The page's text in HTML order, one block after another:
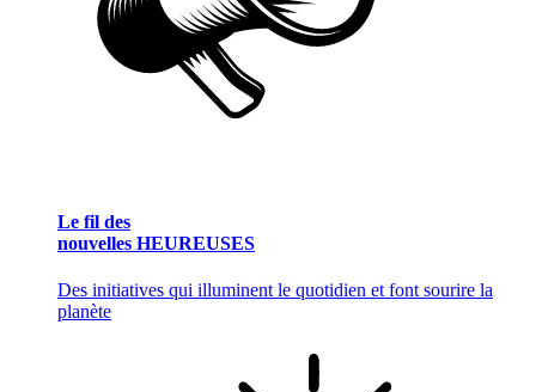
Le fil des
nouvelles HEUREUSES
Des initiatives qui illuminent le quotidien et font sourire la
planète